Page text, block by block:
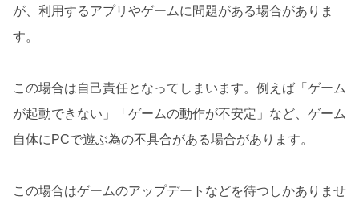
が、利用するアプリやゲームに問題がある場合がありま
す。
この場合は自己責任となってしまいます。例えば「ゲーム
が起動できない」「ゲームの動作が不安定」など、ゲーム
自体にPCで遊ぶ為の不具合がある場合があります。
この場合はゲームのアップデートなどを待つしかありませ